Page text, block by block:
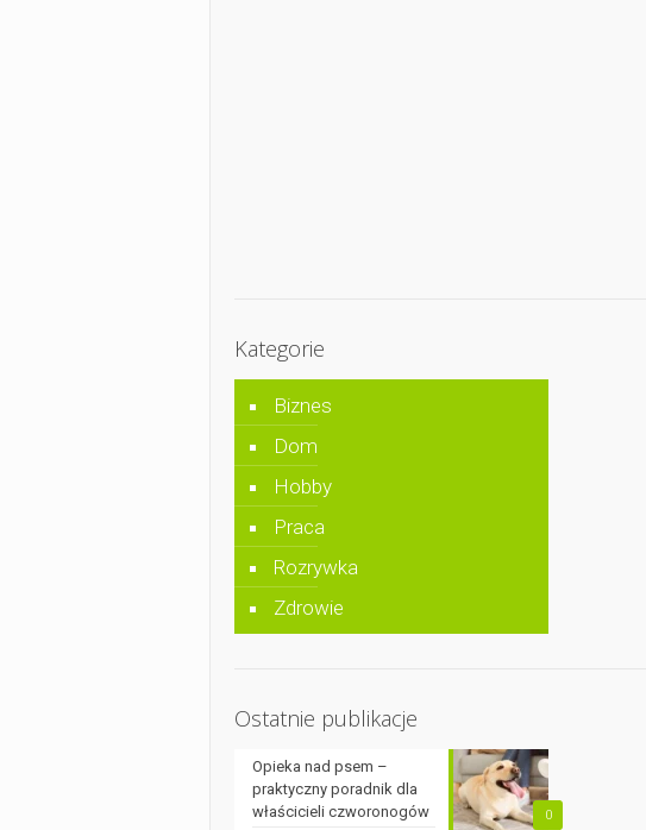
Kategorie
Biznes
Dom
Hobby
Praca
Rozrywka
Zdrowie
Ostatnie publikacje
0
Opieka nad psem –
praktyczny poradnik dla
właścicieli czworonogów